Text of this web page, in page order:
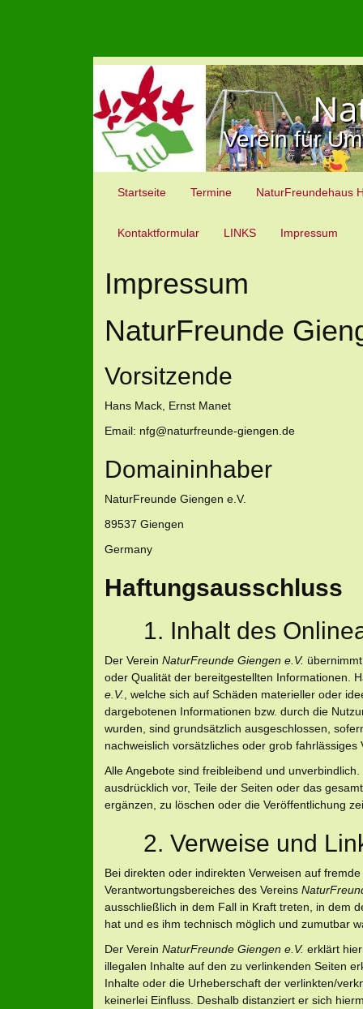
Verein für
Startseite Termine NaturFreundehaus
Kontaktformular LINKS Impressum
Impressum
NaturFreunde
Vorsitzende
Hans Mack, Ernst Manet
Email: nfg@naturfreunde-giengen.de
Domaininhaber
NaturFreunde Giengen e.V.
89537 Giengen
Germany
Haftungsausschluss
1. Inhalt des
Der Verein NaturFreunde Giengen e.V.
oder Qualität der bereitgestellten Informationen.
e.V. , welche sich auf Schäden materieller oder
dargebotenen Informationen bzw. durch die
wurden, sind grundsätzlich ausgeschlossen,
nachweislich vorsätzliches oder grob fahrlässiges
Alle Angebote sind freibleibend und
ausdrücklich vor, Teile der Seiten oder das
ergänzen, zu löschen oder die Veröffentlichung
2. Verweise und
Bei direkten oder indirekten Verweisen auf
Verantwortungsbereiches des Vereins
ausschließlich in dem Fall in Kraft treten, in dem
hat und es ihm technisch möglich und zumutbar
Der Verein NaturFreunde Giengen e.V. erklärt
illegalen Inhalte auf den zu verlinkenden Seiten
Inhalte oder die Urheberschaft der verlinkten/
keinerlei Einfluss. Deshalb distanziert er sich